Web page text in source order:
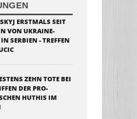
ERSTMALS SEIT
VON UKRAINE-
SERBIEN - TREFFEN
ZEHN TOTE BEI
DER PRO-
HUTHIS IM